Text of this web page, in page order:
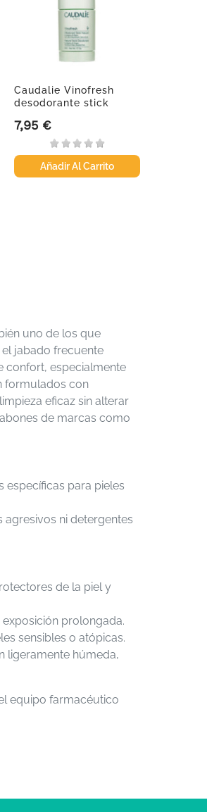
Caudalie Vinofresh
desodorante stick
Precio
7,95 €
Añadir Al Carrito
uno de los que
jabado frecuente
confort, especialmente
formulados con
eficaz sin alterar
de marcas como
específicas para pieles
ni detergentes
de la piel y
prolongada.
sensibles o atópicas.
ligeramente húmeda,
equipo farmacéutico